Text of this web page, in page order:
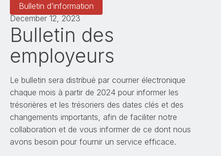
Bulletin d’information
December 12, 2023
Bulletin des
employeurs
Le bulletin sera distribué par courrier électronique
chaque mois à partir de 2024 pour informer les
trésorières et les trésoriers des dates clés et des
changements importants, afin de faciliter notre
collaboration et de vous informer de ce dont nous
avons besoin pour fournir un service efficace.